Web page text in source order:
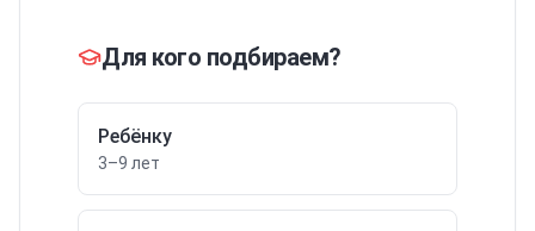
Для кого подбираем?
Ребёнку
3–9 лет